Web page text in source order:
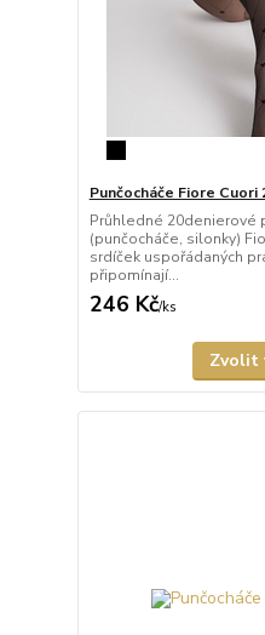
Punčocháče Fiore Cuori
Průhledné 20denierové
(punčocháče, silonky)
srdíček uspořádaných
připomínají...
246 Kč/ks
Zvolit